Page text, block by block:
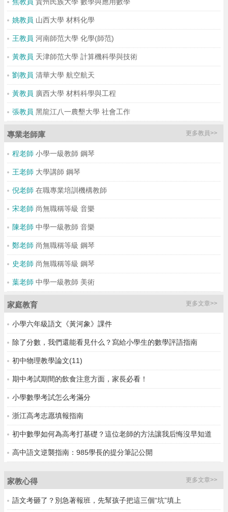
姚教員 山西大學 材料化學
王教員 河南師范大學 化學(師范)
黃教員 天津師范大學 計算機科學與技術
劉教員 清華大學 航空航天
黃教員 廣西大學 材料科學與工程
張教員 黑龍江八一農墾大學 社會工作
更多教員>>
專業老師庫
程老師 小學一級教師 鋼琴
王老師 大學講師 鋼琴
倪老師 在職專業培訓機構教師
宋老師 尚無職稱等級 音樂
陳老師 中學一級教師 音樂
鄭老師 尚無職稱等級 鋼琴
史老師 尚無職稱等級 鋼琴
葉老師 中學一級教師 美術
更多文章>>
家庭教育
小學六年級語文《黃河象》課件
除了分數，我們還能看見什么？寫給小學生的數學評語指南
初中物理教學論文(11)
期中考試期間的飲食注意方面，家長必看！
小學數學考試怎么考滿分
浙江高考志愿填報指南
初中數學如何為高考打基礎？這位老師的方法讓我后悔沒早知道
高中語文逆襲指南：985學長的提分筆記公開
更多文章>>
家教心得
語文考砸了？別急著報班，先幫孩子把這三個“坑”填上